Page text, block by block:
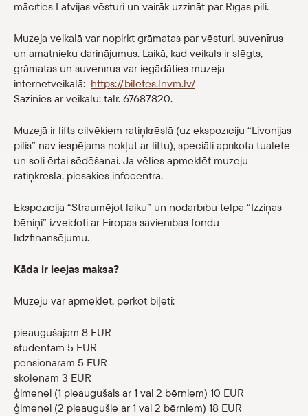
mācīties Latvijas vēsturi un vairāk uzzināt par Rīgas pili.
Muzeja veikalā var nopirkt grāmatas par vēsturi, suvenīrus
un amatnieku darinājumus. Laikā, kad veikals ir slēgts,
grāmatas un suvenīrus var iegādāties muzeja
internetveikalā: https://biletes.lnvm.lv/
Sazinies ar veikalu: tālr. 67687820.
Muzejā ir lifts cilvēkiem ratiņkrēslā (uz ekspozīciju “Livonijas
pilis” nav iespējams nokļūt ar liftu), speciāli aprīkota tualete
un soli ērtai sēdēšanai. Ja vēlies apmeklēt muzeju
ratiņkrēslā, piesakies infocentrā.
Ekspozīcija “Straumējot laiku” un nodarbību telpa “Izziņas
bēniņi” izveidoti ar Eiropas savienības fondu
līdzfinansējumu.
Kāda ir ieejas maksa?
Muzeju var apmeklēt, pērkot biļeti:
pieaugušajam 8 EUR
studentam 5 EUR
pensionāram 5 EUR
skolēnam 3 EUR
ģimenei (1 pieaugušais ar 1 vai 2 bērniem) 10 EUR
ģimenei (2 pieaugušie ar 1 vai 2 bērniem) 18 EUR